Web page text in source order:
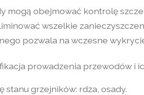
mogą obejmować kontrolę
wszelkie
pozwala na wczesne
prowadzenia przewodów i
stanu grzejników: rdza, osady.